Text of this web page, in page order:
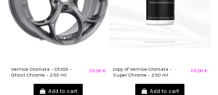
Vernice Cromata - Chr03 -
Ghost Chrome - 250 ml
35,00 €
Add to cart
copy of Vernice Cromata -
Super Chrome - 250 ml
115,00 €
Add to cart